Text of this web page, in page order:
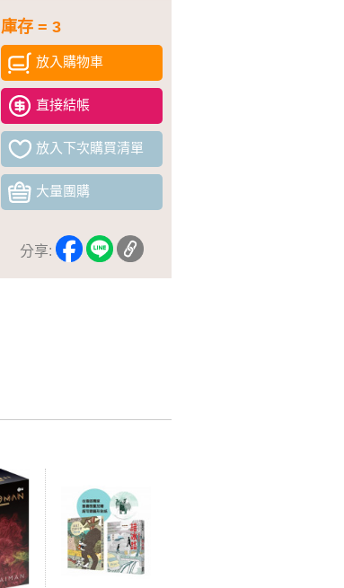
庫存 = 3
放入購物車
直接結帳
放入下次購買清單
大量團購
分享: